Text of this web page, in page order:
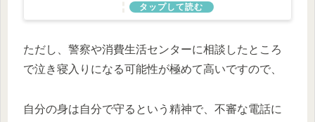
ただし、警察や消費生活センターに相談したところ
で泣き寝入りになる可能性が極めて高いですので、
自分の身は自分で守るという精神で、不審な電話に